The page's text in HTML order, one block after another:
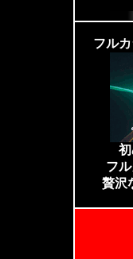
フル
フ
贅沢